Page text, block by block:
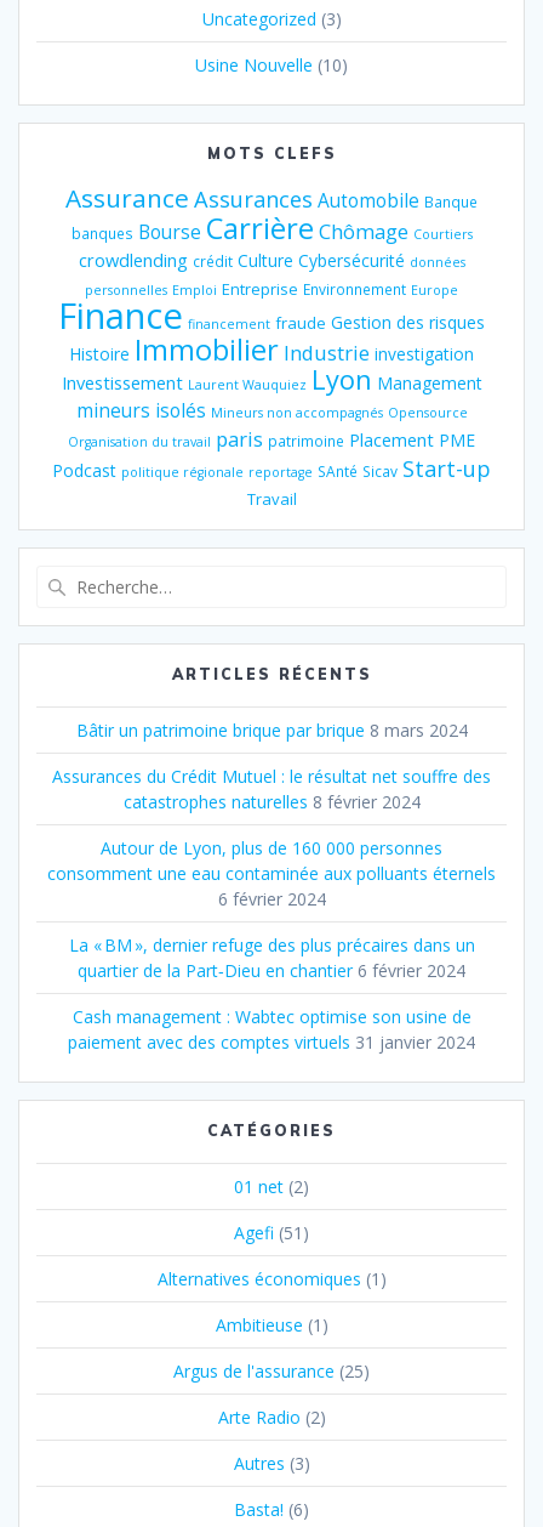
Uncategorized (3)
Usine Nouvelle (10)
MOTS CLEFS
Assurance Assurances Automobile Banque
banques Bourse Carrière Chômage Courtiers
crowdlending crédit Culture Cybersécurité données
personnelles Emploi Entreprise Environnement Europe
Finance financement fraude Gestion des risques
Histoire Immobilier Industrie investigation
Investissement Laurent Wauquiez Lyon Management
mineurs isolés Mineurs non accompagnés Opensource
Organisation du travail paris patrimoine Placement PME
Podcast politique régionale reportage SAnté Sicav Start-up
Travail
:
ARTICLES RÉCENTS
Bâtir un patrimoine brique par brique 8 mars 2024
Assurances du Crédit Mutuel : le résultat net souffre des
catastrophes naturelles 8 février 2024
Autour de Lyon, plus de 160 000 personnes
consomment une eau contaminée aux polluants éternels
6 février 2024
La « BM », dernier refuge des plus précaires dans un
quartier de la Part‐Dieu en chantier 6 février 2024
Cash management : Wabtec optimise son usine de
paiement avec des comptes virtuels 31 janvier 2024
CATÉGORIES
01 net (2)
Agefi (51)
Alternatives économiques (1)
Ambitieuse (1)
Argus de l'assurance (25)
Arte Radio (2)
Autres (3)
Basta! (6)